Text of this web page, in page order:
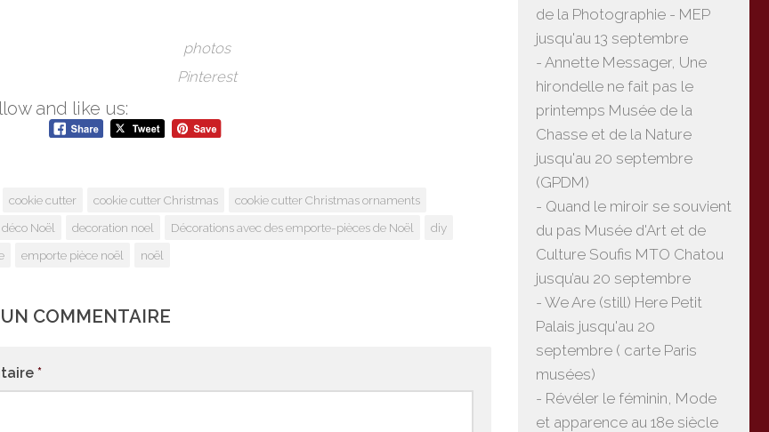
photos
Pinterest
and like us:
cookie cutter cookie cutter Christmas
cookie cutter Christmas ornaments
déco Noël decoration noel Décorations avec des emporte-pièces de Noël
diy
emporte pièce noël noël
COMMENTAIRE
*
de la Photographie - MEP
jusqu'au 13 septembre
- Annette Messager, Une
hirondelle ne fait pas le
printemps Musée de la
Chasse et de la Nature
jusqu'au 20 septembre
(GPDM)
- Quand le miroir se souvient
du pas Musée d'Art et de
Culture Soufis MTO Chatou
jusqu’au 20 septembre
- We Are (still) Here Petit
Palais jusqu'au 20
septembre ( carte Paris
musées)
- Révéler le féminin, Mode
et apparence au 18e siècle